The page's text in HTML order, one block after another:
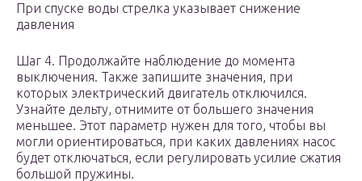
При спуске воды стрелка указывает снижение
давления
Шаг 4. Продолжайте наблюдение до момента
выключения. Также запишите значения, при
которых электрический двигатель отключился.
Узнайте дельту, отнимите от большего значения
меньшее. Этот параметр нужен для того, чтобы вы
могли ориентироваться, при каких давлениях насос
будет отключаться, если регулировать усилие сжатия
большой пружины.